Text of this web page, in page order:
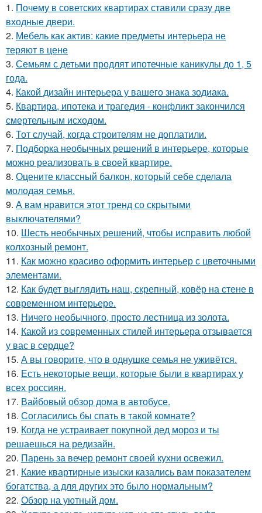
1. Почему в советских квартирах ставили сразу две
входные двери.
2. Мебель как актив: какие предметы интерьера не
теряют в цене
3. Семьям с детьми продлят ипотечные каникулы до 1, 5
года.
4. Какой дизайн интерьера у вашего знака зодиака.
5. Квартира, ипотека и трагедия - конфликт закончился
смертельным исходом.
6. Тот случай, когда строителям не доплатили.
7. Подборка необычных решений в интерьере, которые
можно реализовать в своей квартире.
8. Оцените классный балкон, который себе сделала
молодая семья.
9. А вам нравится этот тренд со скрытыми
выключателями?
10. Шесть необычных решений, чтобы исправить любой
колхозный ремонт.
11. Как можно красиво оформить интерьер с цветочными
элементами.
12. Как будет выглядить наш, скрепный, ковёр на стене в
современном интерьере.
13. Ничего необычного, просто лестница из золота.
14. Какой из современных стилей интерьера отзывается
у вас в сердце?
15. А вы говорите, что в однушке семья не уживётся.
16. Есть некоторые вещи, которые были в квартирах у
всех россиян.
17. Вайбовый обзор дома в автобусе.
18. Согласились бы спать в такой комнате?
19. Когда не устраивает покупной дед мороз и ты
решаешься на редизайн.
20. Парень за вечер ремонт своей кухни освежил.
21. Какие квартирные изыски казались вам показателем
богатства, а для других это было нормальным?
22. Обзор на уютный дом.